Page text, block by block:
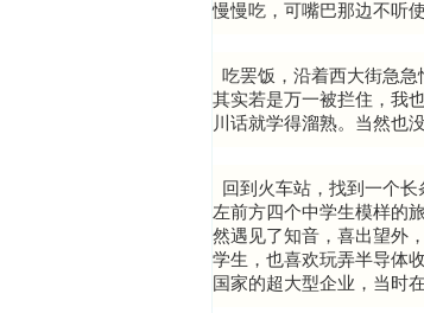
慢慢吃，可嘴巴那边不听
吃罢饭，沿着西大街急
其实若是万一被拦住，我
川话就学得溜熟。当然也
回到火车站，找到一个
左前方四个中学生模样的
然遇见了知音，喜出望外
学生，也喜欢玩弄半导体
国家的超大型企业，当时